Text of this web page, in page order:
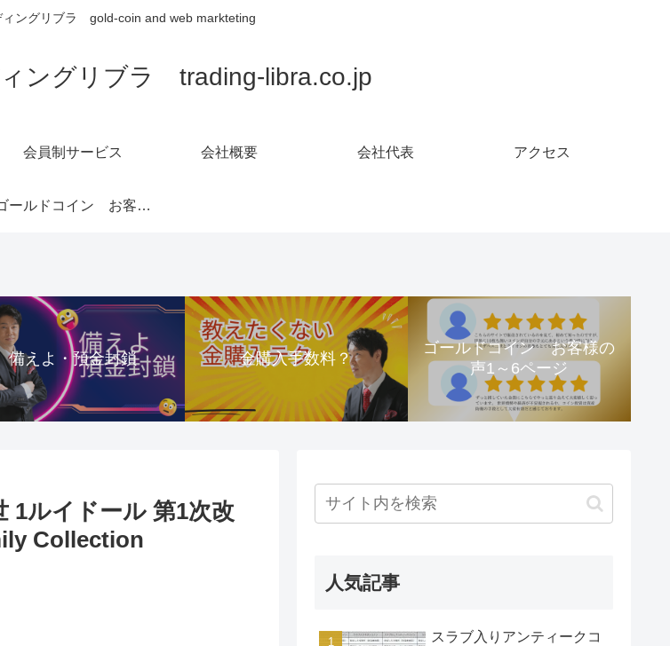
ングリブラ gold-coin and web markteting
ングリブラ trading-libra.co.jp
会員制サービス 会社概要 会社代表 アクセス
ゴールドコイン お客様の声1～6ページ
備えよ・預金封鎖 金購入手数料？
ゴールドコイン お客様の
声1～6ページ
1ルイドール 第1次改
Collection
人気記事
スラブ入りアンティークコ